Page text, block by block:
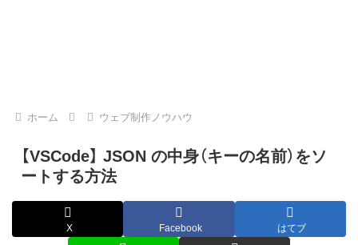
ホーム ウェブ制作ノウハウ
【VSCode】 JSON の中身（キーの名前）をソ
ートする方法
X Facebook はてブ